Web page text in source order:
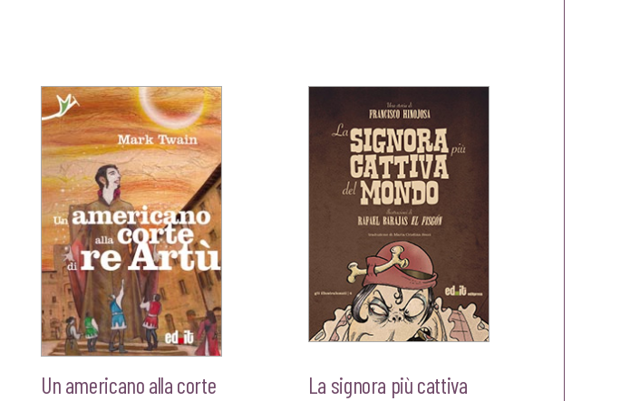
Un americano alla corte
La signora più cattiva